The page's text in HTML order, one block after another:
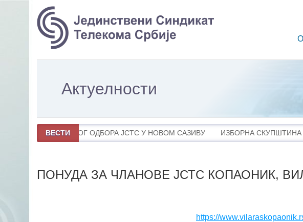
Актуелности
ПОНУДА ЗА ЧЛАНОВЕ ЈСТС КОПАОНИК,
https://